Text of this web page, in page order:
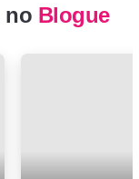
no Blogue